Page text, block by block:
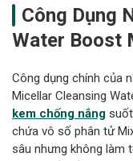
Công Dụng
Water Boost
Công dụng chính của
Micellar Cleansing
kem chống nắng
chứa vô số phân tử
sâu nhưng không làm